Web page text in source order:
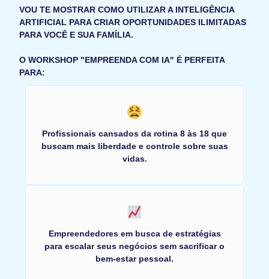
VOU TE MOSTRAR COMO UTILIZAR A INTELIGÊNCIA
ARTIFICIAL PARA CRIAR OPORTUNIDADES ILIMITADAS
PARA VOCÊ E SUA FAMÍLIA.
O WORKSHOP "EMPREENDA COM IA" É PERFEITA
PARA:
Profissionais cansados da rotina 8 às 18 que
buscam mais liberdade e controle sobre suas
vidas.
Empreendedores em busca de estratégias
para escalar seus negócios sem sacrificar o
bem-estar pessoal.